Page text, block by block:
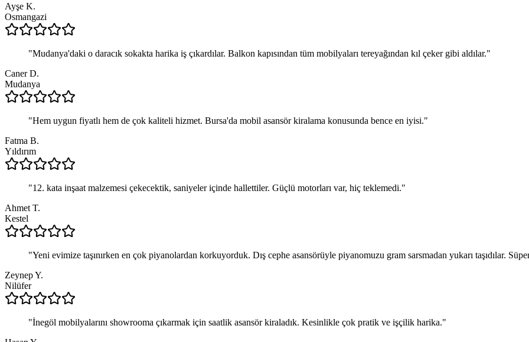
Ayşe K.
Osmangazi
"Mudanya'daki o daracık sokakta harika iş çıkardılar. Balkon kapısından tüm mobilyaları tereyağından kıl çeker gibi aldılar."
Caner D.
Mudanya
"Hem uygun fiyatlı hem de çok kaliteli hizmet. Bursa'da mobil asansör kiralama konusunda bence en iyisi."
Fatma B.
Yıldırım
"12. kata inşaat malzemesi çekecektik, saniyeler içinde hallettiler. Güçlü motorları var, hiç teklemedi."
Ahmet T.
Kestel
"Yeni evimize taşınırken en çok piyanolardan korkuyorduk. Dış cephe asansörüyle piyanomuzu gram sarsmadan yukarı taşıdılar.
Zeynep Y.
Nilüfer
"İnegöl mobilyalarını showrooma çıkarmak için saatlik asansör kiraladık. Kesinlikle çok pratik ve işçilik harika."